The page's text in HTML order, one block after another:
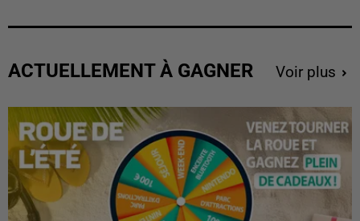
ACTUELLEMENT À GAGNER Voir plus